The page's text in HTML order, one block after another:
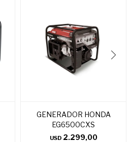
GENERADOR HONDA
EG6500CXS
USD 2.299,00